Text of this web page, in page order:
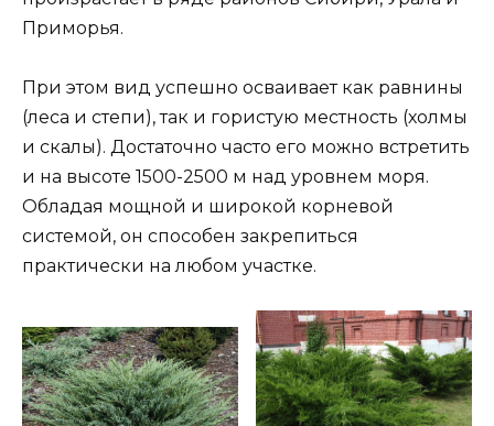
Приморья.
При этом вид успешно осваивает как равнины
(леса и степи), так и гористую местность (холмы
и скалы). Достаточно часто его можно встретить
и на высоте 1500-2500 м над уровнем моря.
Обладая мощной и широкой корневой
системой, он способен закрепиться
практически на любом участке.